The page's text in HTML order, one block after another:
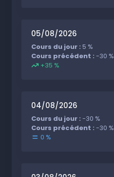
05/08/2026
Cours du jour : 5 %
Cours précédent : -30 %
+35 %
04/08/2026
Cours du jour : -30 %
Cours précédent : -30 %
0 %